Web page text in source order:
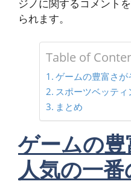
ジノに関するコメント
られます。
Table of
ゲームの豊富さ
スポーツベッテ
まとめ
ゲームの
人気の一